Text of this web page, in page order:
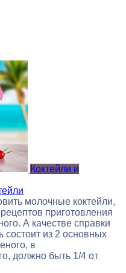
Коктейли и
молочные коктейли,
приготовления
А качестве справки
состоит из 2 основных
в
должно быть 1/4 от